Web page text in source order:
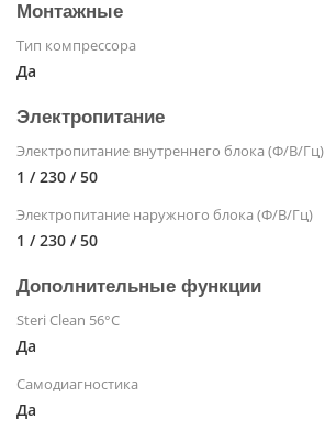
Монтажные
Тип компрессора
Да
Электропитание
Электропитание внутреннего блока (Ф/В/Гц)
1 / 230 / 50
Электропитание наружного блока (Ф/В/Гц)
1 / 230 / 50
Дополнительные функции
Steri Clean 56°C
Да
Самодиагностика
Да